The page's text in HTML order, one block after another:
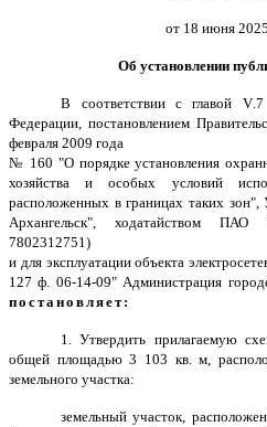
от 18 июня
Об установлении
В соответствии с главой V.7
Федерации, постановлением
февраля 2009 года
№ 160 "О порядке установления
хозяйства и особых условий
расположенных в границах таких зон",
Архангельск", ходатайством
7802312751)
и для эксплуатации объекта
127 ф. 06-14-09" Администрация
постановляет:
1. Утвердить прилагаемую
общей площадью 3 103 кв. м,
земельного участка:
земельный участок,